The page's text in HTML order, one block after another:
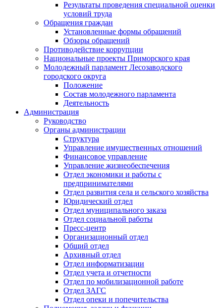
Результаты проведения специальной оценки
условий труда
Обращения граждан
Установленные формы обращений
Обзоры обращений
Противодействие коррупции
Национальные проекты Приморского края
Молодежный парламент Лесозаводского
городского округа
Положение
Состав молодежного парламента
Деятельность
Администрация
Руководство
Органы администрации
Структура
Управление имущественных отношений
Финансовое управление
Управление жизнеобеспечения
Отдел экономики и работы с
предпринимателями
Отдел развития села и сельского хозяйства
Юридический отдел
Отдел муниципального заказа
Отдел социальной работы
Пресс-центр
Организационный отдел
Общий отдел
Архивный отдел
Отдел информатизации
Отдел учета и отчетности
Отдел по мобилизационной работе
Отдел ЗАГС
Отдел опеки и попечительства